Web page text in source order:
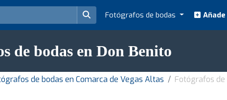
Fotógrafos de bodas
de bodas en Don Benito
de bodas en Comarca de Vegas Altas Fotógrafos de